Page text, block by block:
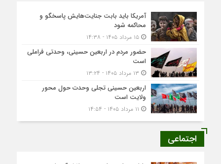
آمریکا باید بابت جنایت‌هایش پاسخگو و
محاکمه شود
۱۵ مرداد ۱۴۰۵ - ۱۴:۳۸
حضور مردم در اربعین حسینی، وحدتی فراملی
است
اربعین حسینی تجلی وحدت حول محور
ولایت است
اجتماعی